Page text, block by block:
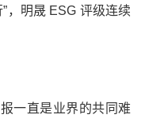
，明晟 ESG 评级连续
一直是业界的共同难